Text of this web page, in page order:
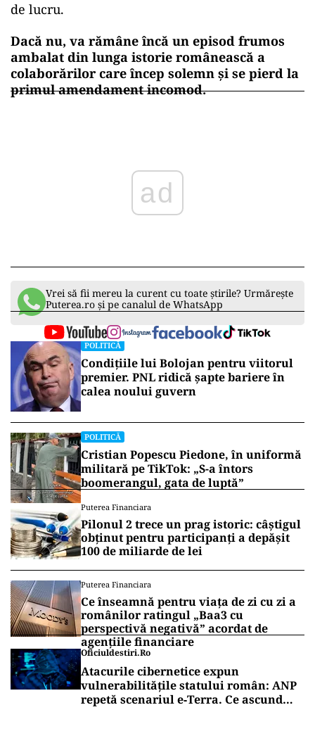
de lucru.
Dacă nu, va rămâne încă un episod frumos
ambalat din lunga istorie românească a
colaborărilor care încep solemn și se pierd la
primul amendament incomod.
ad
Vrei să fii mereu la curent cu toate știrile? Urmărește
Puterea.ro și pe canalul de WhatsApp
POLITICĂ
Condițiile lui Bolojan pentru viitorul
premier. PNL ridică șapte bariere în
calea noului guvern
POLITICĂ
Cristian Popescu Piedone, în uniformă
militară pe TikTok: „S-a întors
boomerangul, gata de luptă”
Puterea Financiara
Pilonul 2 trece un prag istoric: câștigul
obținut pentru participanți a depășit
100 de miliarde de lei
Puterea Financiara
Ce înseamnă pentru viața de zi cu zi a
românilor ratingul „Baa3 cu
perspectivă negativă” acordat de
agențiile financiare
Oficiuldestiri.ro
Atacurile cibernetice expun
vulnerabilitățile statului român: ANP
repetă scenariul e‑Terra. Ce ascund